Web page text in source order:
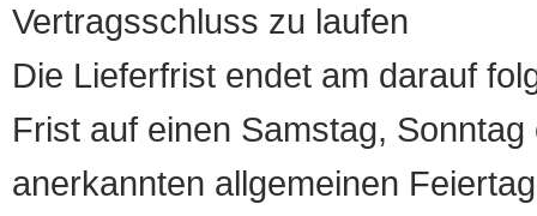
Vertragsschluss zu laufen
Die Lieferfrist endet am darauf
Frist auf einen Samstag,
anerkannten allgemeinen